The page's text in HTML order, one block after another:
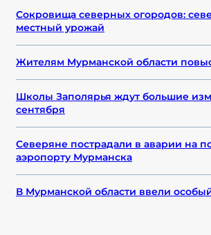
Сокровища северных огородов:
местный урожай
Жителям Мурманской области
Школы Заполярья ждут большие
сентября
Северяне пострадали в аварии на
аэропорту Мурманска
В Мурманской области ввели